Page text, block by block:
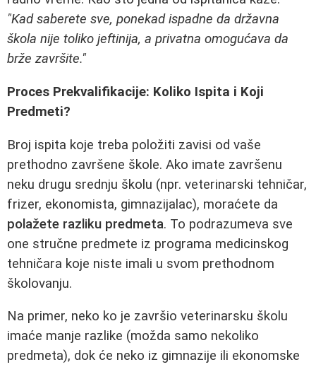
"Kad saberete sve, ponekad ispadne da državna
škola nije toliko jeftinija, a privatna omogućava da
brže završite."
Proces Prekvalifikacije: Koliko Ispita i Koji
Predmeti?
Broj ispita koje treba položiti zavisi od vaše
prethodno završene škole. Ako imate završenu
neku drugu srednju školu (npr. veterinarski tehničar,
frizer, ekonomista, gimnazijalac), moraćete da
polažete razliku predmeta. To podrazumeva sve
one stručne predmete iz programa medicinskog
tehničara koje niste imali u svom prethodnom
školovanju.
Na primer, neko ko je završio veterinarsku školu
imaće manje razlike (možda samo nekoliko
predmeta), dok će neko iz gimnazije ili ekonomske